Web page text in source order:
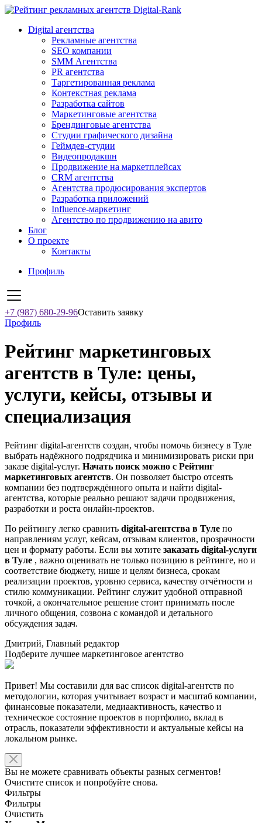
Digital-Rank
Digital агентства
Рекламные агентства
SEO компании
SMM Агентства
PR агентства
Таргетированная реклама
Контекстная реклама
Разработка сайтов
Маркетинговые агентства
Брендинговые агентства
Студии графического дизайна
Геймдев-студии
Видеопродакшн
Продвижение на маркетплейсах
CRM агентства
Агентства продюсирования экспертов
Разработка приложений
Influence-маркетинг
Агентство по продвижению на авито
Блог
О проекте
Контакты
Профиль
+7 (987) 680-29-96Оставить заявку
Профиль
Рейтинг маркетинговых
агентств в Туле: цены,
услуги, кейсы, отзывы и
специализация
Рейтинг digital-агентств создан, чтобы помочь бизнесу в Туле
выбрать надёжного подрядчика и минимизировать риски при
заказе digital-услуг. Начать поиск можно с Рейтинг
маркетинговых агентств. Он позволяет быстро отсеять
компании без подтверждённого опыта и найти digital-
агентства, которые реально решают задачи продвижения,
разработки и роста онлайн-проектов.
По рейтингу легко сравнить digital-агентства в Туле по
направлениям услуг, кейсам, отзывам клиентов, прозрачности
цен и формату работы. Если вы хотите заказать digital-услуги
в Туле , важно оценивать не только позицию в рейтинге, но и
соответствие бюджету, нише и целям бизнеса, срокам
реализации проектов, уровню сервиса, качеству отчётности и
стилю коммуникации. Рейтинг служит удобной отправной
точкой, а окончательное решение стоит принимать после
личного общения, созвона с командой и детального
обсуждения задач.
Дмитрий, Главный редактор
Подберите лучшее маркетинговое агентство
Привет! Мы составили для вас список digital-агентств по
методологии, которая учитывает возраст и масштаб компании,
финансовые показатели, медиаактивность, качество и
техническое состояние проектов в портфолио, вклад в
отрасль, показатели эффективности и актуальные кейсы на
локальном рынке.
Вы не можете сравнивать объекты разных сегментов!
Очистите список и попробуйте снова.
Фильтры
Фильтры
Очистить